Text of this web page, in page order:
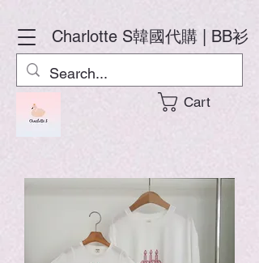
Charlotte S韓國代購 | BB衫
Cart